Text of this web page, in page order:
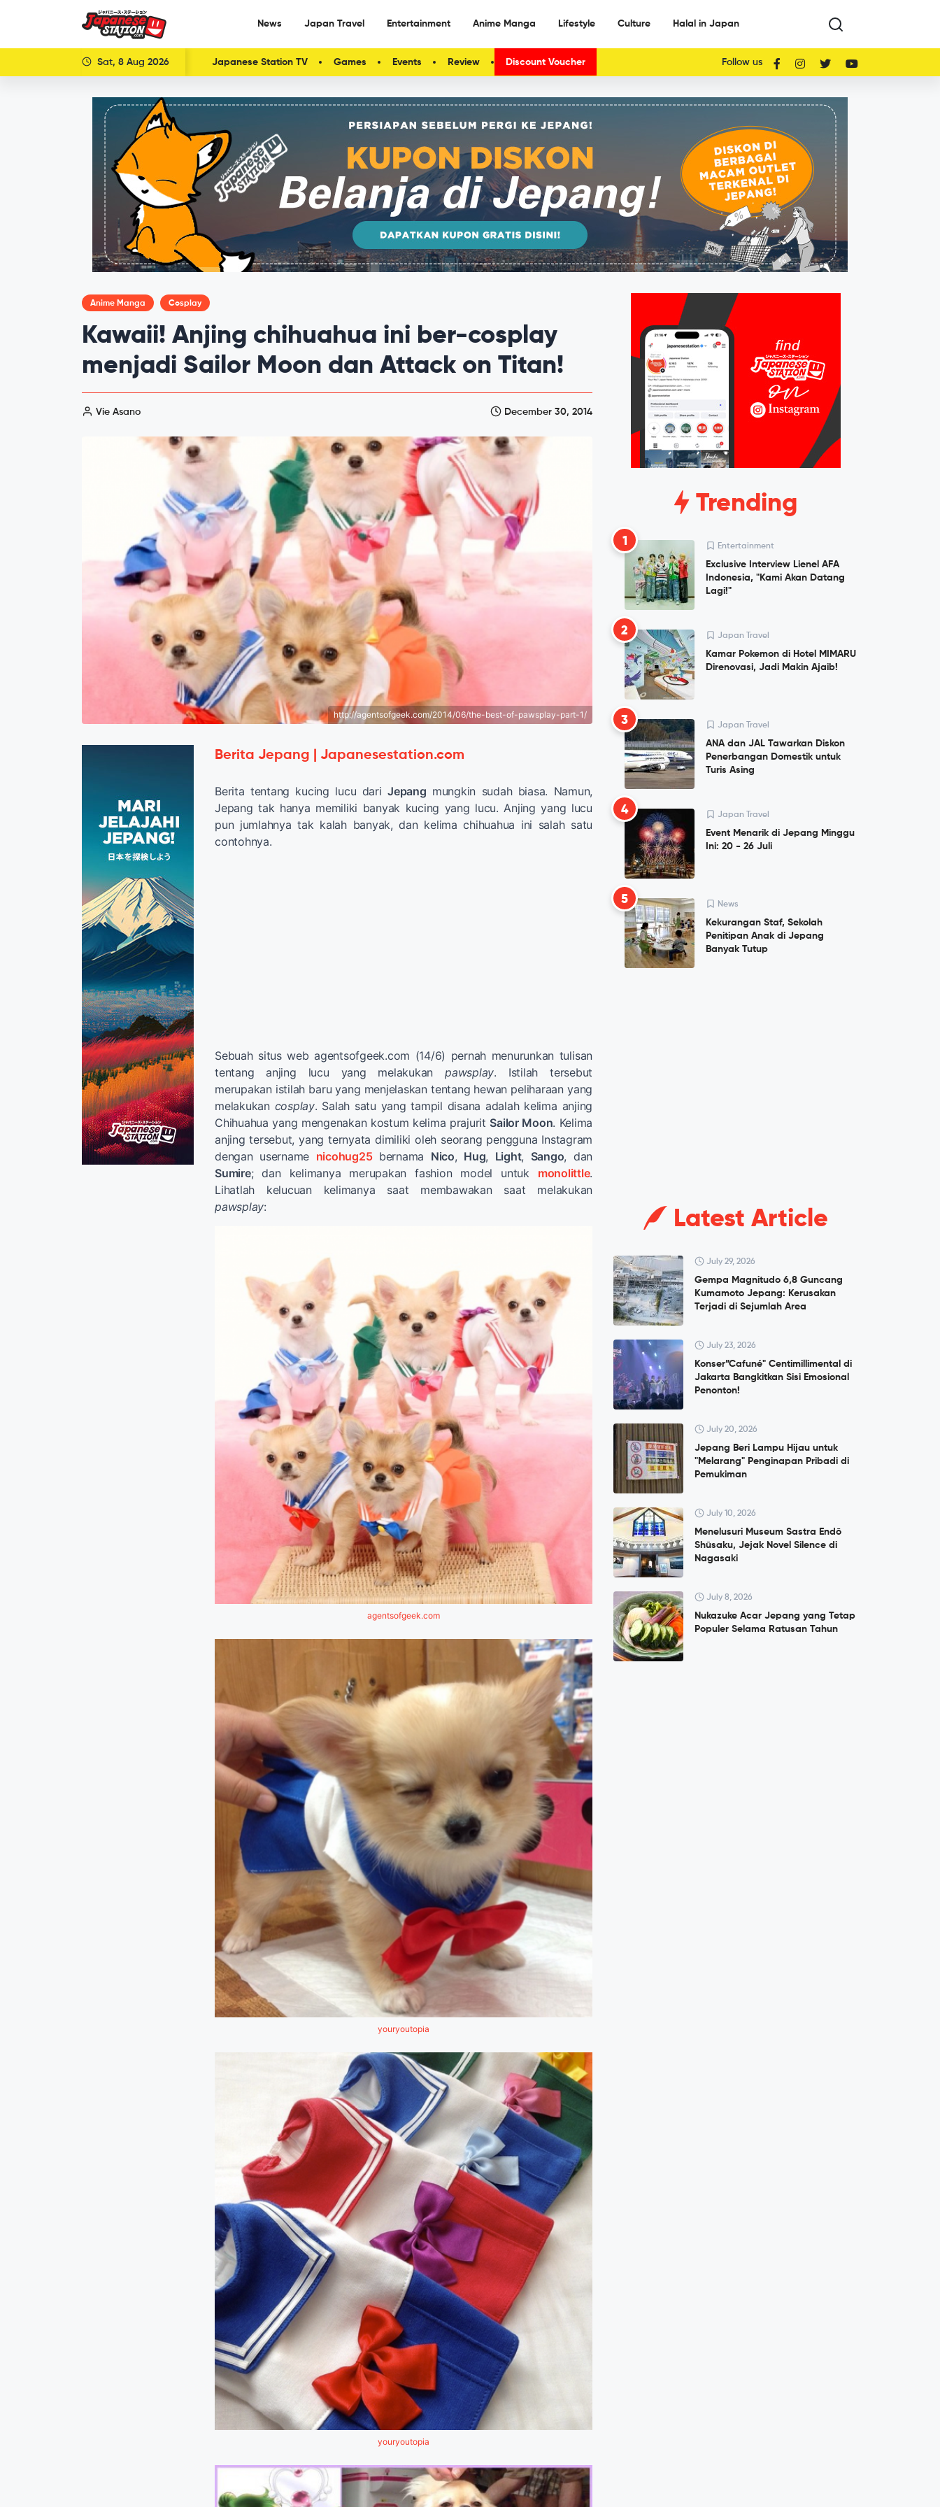
News Japan Travel Entertainment Anime Manga Lifestyle Culture Halal in Japan
Sat, 8 Aug 2026 Japanese Station TV Games Events Review Discount Voucher Follow us
Anime Manga Cosplay
Kawaii! Anjing chihuahua ini ber-cosplay
menjadi Sailor Moon dan Attack on Titan!
Vie Asano December 30, 2014
http://agentsofgeek.com/2014/06/the-best-of-pawsplay-part-1/
Berita Jepang | Japanesestation.com
Berita tentang kucing lucu dariJepang mungkin sudah biasa. Namun,
Jepang tak hanya memiliki banyak kucing yang lucu. Anjing yang lucu
pun jumlahnya tak kalah banyak, dan kelima chihuahua ini salah satu
contohnya.
Sebuah situs web agentsofgeek.com (14/6) pernah menurunkan tulisan
tentang anjing lucu yang melakukanpawsplay. Istilah tersebut
merupakan istilah baru yang menjelaskan tentang hewan peliharaan yang
melakukan cosplay. Salah satu yang tampil disana adalah kelima anjing
Chihuahua yang mengenakan kostum kelima prajurit Sailor Moon. Kelima
anjing tersebut, yang ternyata dimiliki oleh seorang pengguna Instagram
dengan username nicohug25bernama Nico, Hug, Light, Sango, dan
Sumire; dan kelimanya merupakan fashion model untuk monolittle.
Lihatlah kelucuan kelimanya saat membawakan saat melakukan
pawsplay:
agentsofgeek.com
youryoutopia
youryoutopia
Trending
1 Entertainment
Exclusive Interview Lienel AFA
Indonesia, "Kami Akan Datang
Lagi!"
2 Japan Travel
Kamar Pokemon di Hotel MIMARU
Direnovasi, Jadi Makin Ajaib!
3 Japan Travel
ANA dan JAL Tawarkan Diskon
Penerbangan Domestik untuk
Turis Asing
4 Japan Travel
Event Menarik di Jepang Minggu
Ini: 20 - 26 Juli
5 News
Kekurangan Staf, Sekolah
Penitipan Anak di Jepang
Banyak Tutup
Latest Article
July 29, 2026
Gempa Magnitudo 6,8 Guncang
Kumamoto Jepang: Kerusakan
Terjadi di Sejumlah Area
July 23, 2026
Konser”Cafuné" Centimillimental di
Jakarta Bangkitkan Sisi Emosional
Penonton!
July 20, 2026
Jepang Beri Lampu Hijau untuk
"Melarang" Penginapan Pribadi di
Pemukiman
July 10, 2026
Menelusuri Museum Sastra Endō
Shūsaku, Jejak Novel Silence di
Nagasaki
July 8, 2026
Nukazuke Acar Jepang yang Tetap
Populer Selama Ratusan Tahun